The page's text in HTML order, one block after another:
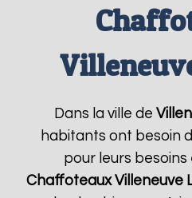
Dans la ville de
habitants ont besoin
pour leurs
Chaffoteaux Villeneuve